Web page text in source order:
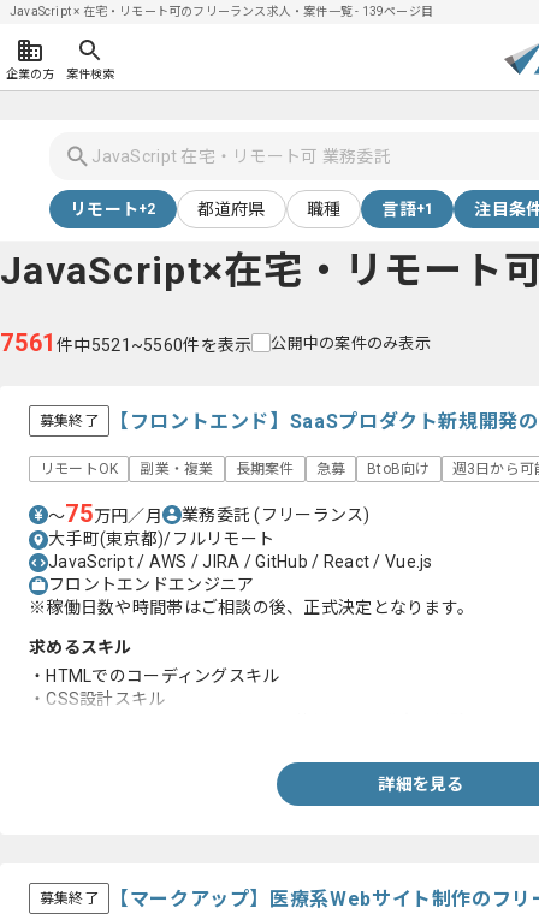
JavaScript × 在宅・リモート可のフリーランス求人・案件一覧 - 139ページ目
企業の方 案件検索
リモート+2 都道府県 職種 言語+1 注目条
JavaScript×在宅・リモート
7561件中5521~5560件を表示 公開中の案件のみ表示
募集終了 【フロントエンド】SaaSプロダクト新規開発
リモートOK 副業・複業 長期案件 急募 BtoB向け 週3日から可
〜75万円／月 業務委託(フリーランス)
大手町(東京都)/フルリモート
JavaScript / AWS / JIRA / GitHub / React / Vue.js
フロントエンドエンジニア
※稼働日数や時間帯はご相談の後、正式決定となります。
求めるスキル
・HTMLでのコーディングスキル
・CSS設計スキル
詳細を見る
募集終了 【マークアップ】医療系Webサイト制作のフ